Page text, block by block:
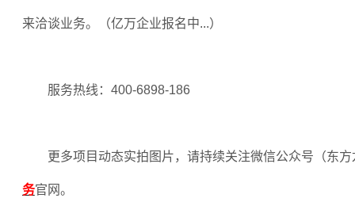
来洽谈业务。（亿万企业报名中...）
服务热线： 400-6898-186
更多项目动态实拍图片，请持续关注微信公众号（东
务官网。